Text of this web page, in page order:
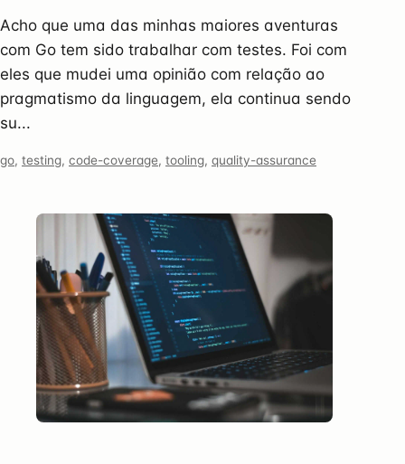
Acho que uma das minhas maiores aventuras
com Go tem sido trabalhar com testes. Foi com
eles que mudei uma opinião com relação ao
pragmatismo da linguagem, ela continua sendo
su...
go, testing, code-coverage, tooling, quality-assurance